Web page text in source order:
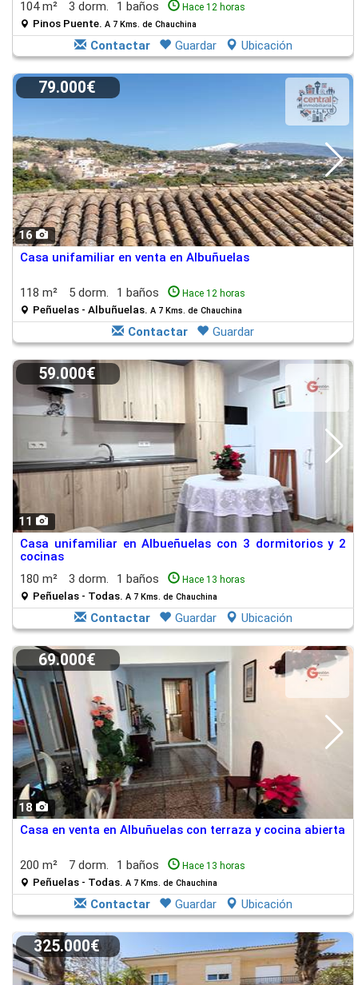
104 m² 3 dorm. 1 baños Hace 12 horas
Pinos Puente. A 7 Kms. de Chauchina
Contactar Guardar Ubicación
16
79.000€
Casa unifamiliar en venta en Albuñuelas
118 m² 5 dorm. 1 baños Hace 12 horas
Peñuelas - Albuñuelas. A 7 Kms. de Chauchina
Contactar Guardar
11
59.000€
Casa unifamiliar en Albueñuelas con 3 dormitorios y 2
cocinas
180 m²
3 dorm. 1 baños Hace 13 horas
Peñuelas - Todas. A 7 Kms. de Chauchina
Contactar Guardar Ubicación
18
69.000€
Casa en venta en Albuñuelas con terraza y cocina abierta
200 m² 7 dorm. 1 baños Hace 13 horas
Peñuelas - Todas. A 7 Kms. de Chauchina
Contactar Guardar Ubicación
325.000€